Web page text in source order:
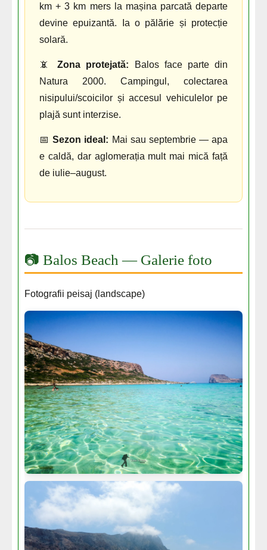
km + 3 km mers la mașina parcată departe
devine epuizantă. Ia o pălărie și protecție
solară.
📵Zona protejată: Balos face parte din
Natura 2000. Campingul, colectarea
nisipului/scoicilor și accesul vehiculelor pe
plajă sunt interzise.
📅Sezon ideal: Mai sau septembrie — apa
e caldă, dar aglomerația mult mai mică față
de iulie–august.
📷 Balos Beach — Galerie foto
Fotografii peisaj (landscape)